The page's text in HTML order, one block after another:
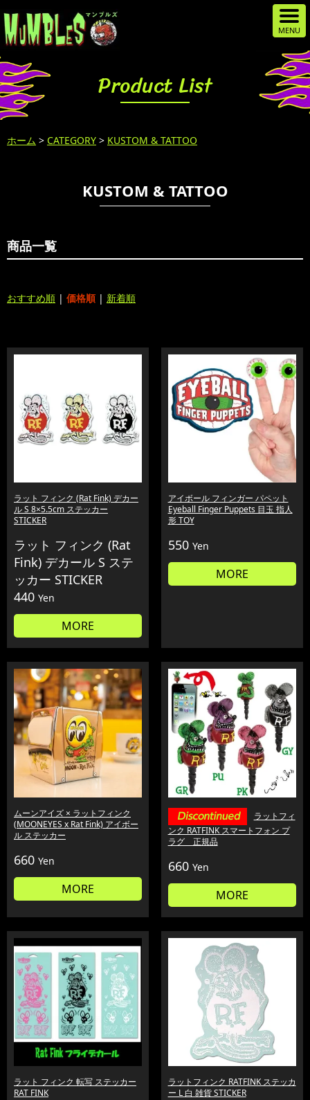
Product List
ホーム > CATEGORY > KUSTOM & TATTOO
KUSTOM & TATTOO
商品一覧
おすすめ順 | 価格順 | 新着順
ラット フィンク (Rat Fink) デカー
ル S 8×5.5cm ステッカー
STICKER
ラット フィンク (Rat
Fink) デカール S ステ
ッカー STICKER
440 Yen
MORE
アイボール フィンガー パペット
Eyeball Finger Puppets 目玉 指人
形 TOY
550 Yen
MORE
ムーンアイズ × ラットフィンク
(MOONEYES x Rat Fink) アイボー
ル ステッカー
660 Yen
MORE
ラットフィ
ンク RATFINK スマートフォン プ
ラグ 正規品
660 Yen
MORE
ラット フィンク 転写 ステッカー
RAT FINK
ラットフィンク RATFINK ステッカ
ー L 白 雑貨 STICKER